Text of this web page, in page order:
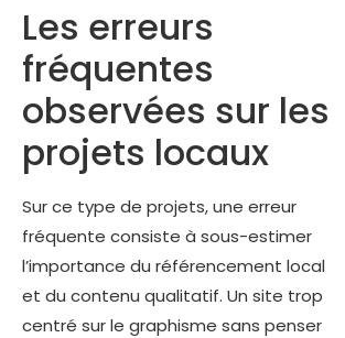
Les erreurs
fréquentes
observées sur les
projets locaux
Sur ce type de projets, une erreur
fréquente consiste à sous-estimer
l’importance du référencement local
et du contenu qualitatif. Un site trop
centré sur le graphisme sans penser